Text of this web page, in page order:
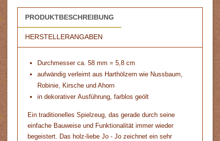
PRODUKTBESCHREIBUNG
HERSTELLERANGABEN
Durchmesser ca. 58 mm = 5,8 cm
aufwändig verleimt aus Harthölzern wie Nussbaum,
Robinie, Kirsche und Ahorn
in dekorativer Ausführung, farblos geölt
Ein traditionelles Spielzeug, das gerade durch seine
einfache Bauweise und Funktionalität immer wieder
begeistert. Das holz-liebe Jo - Jo zeichnet ein sehr